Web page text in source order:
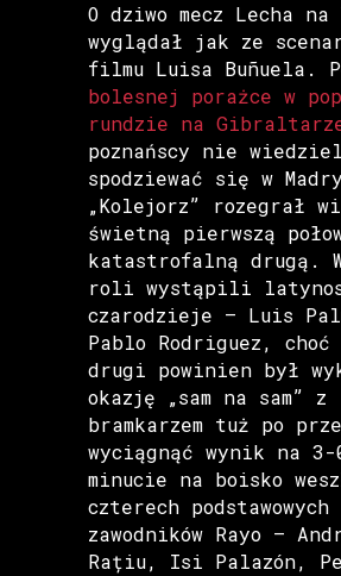
O dziwo mecz Lecha
wyglądał jak ze
filmu Luisa Buñuela.
bolesnej porażce w
rundzie na
poznańscy nie
spodziewać się w
„Kolejorz” rozegrał
świetną pierwszą
katastrofalną drugą.
roli wystąpili
czarodzieje – Luis
Pablo Rodriguez,
drugi powinien był
okazję „sam na sam” z
bramkarzem tuż po
wyciągnąć wynik na 3-
minucie na boisko
czterech podstawowych
zawodników Rayo –
Rațiu, Isi Palazón,